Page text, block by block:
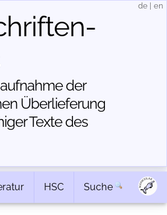
der
Über­lieferung
Texte des
de en
HSC Suche